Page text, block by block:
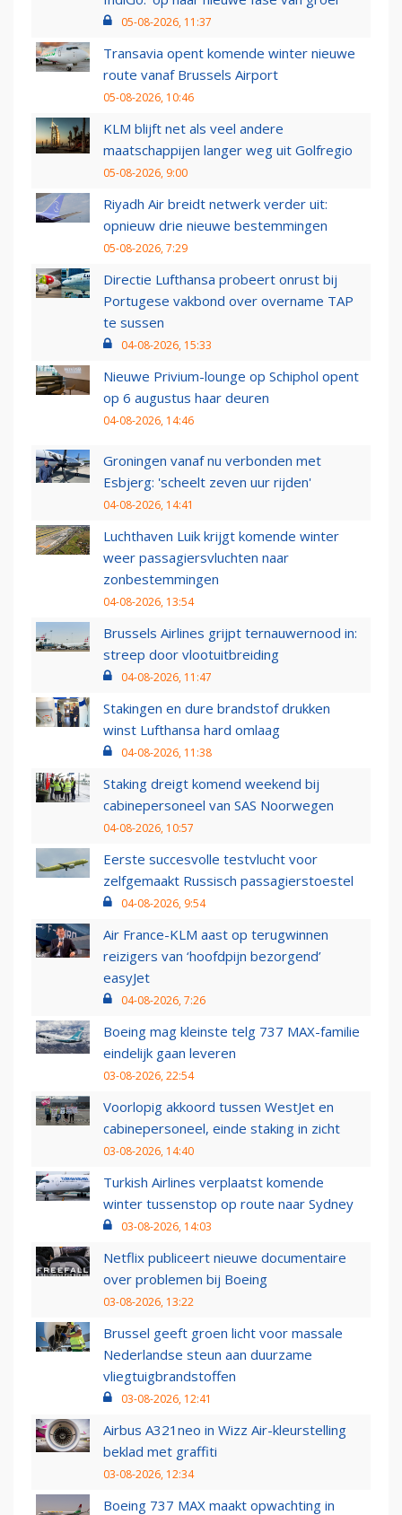
05-08-2026, 11:37
Transavia opent komende winter nieuwe
route vanaf Brussels Airport
05-08-2026, 10:46
KLM blijft net als veel andere
maatschappijen langer weg uit Golfregio
05-08-2026, 9:00
Riyadh Air breidt netwerk verder uit:
opnieuw drie nieuwe bestemmingen
05-08-2026, 7:29
Directie Lufthansa probeert onrust bij
Portugese vakbond over overname TAP
te sussen
04-08-2026, 15:33
Nieuwe Privium-lounge op Schiphol opent
op 6 augustus haar deuren
04-08-2026, 14:46
Groningen vanaf nu verbonden met
Esbjerg: 'scheelt zeven uur rijden'
04-08-2026, 14:41
Luchthaven Luik krijgt komende winter
weer passagiersvluchten naar
zonbestemmingen
04-08-2026, 13:54
Brussels Airlines grijpt ternauwernood in:
streep door vlootuitbreiding
04-08-2026, 11:47
Stakingen en dure brandstof drukken
winst Lufthansa hard omlaag
04-08-2026, 11:38
Staking dreigt komend weekend bij
cabinepersoneel van SAS Noorwegen
04-08-2026, 10:57
Eerste succesvolle testvlucht voor
zelfgemaakt Russisch passagierstoestel
04-08-2026, 9:54
Air France-KLM aast op terugwinnen
reizigers van ‘hoofdpijn bezorgend’
easyJet
04-08-2026, 7:26
Boeing mag kleinste telg 737 MAX-familie
eindelijk gaan leveren
03-08-2026, 22:54
Voorlopig akkoord tussen WestJet en
cabinepersoneel, einde staking in zicht
03-08-2026, 14:40
Turkish Airlines verplaatst komende
winter tussenstop op route naar Sydney
03-08-2026, 14:03
Netflix publiceert nieuwe documentaire
over problemen bij Boeing
03-08-2026, 13:22
Brussel geeft groen licht voor massale
Nederlandse steun aan duurzame
vliegtuigbrandstoffen
03-08-2026, 12:41
Airbus A321neo in Wizz Air-kleurstelling
beklad met graffiti
03-08-2026, 12:34
Boeing 737 MAX maakt opwachting in